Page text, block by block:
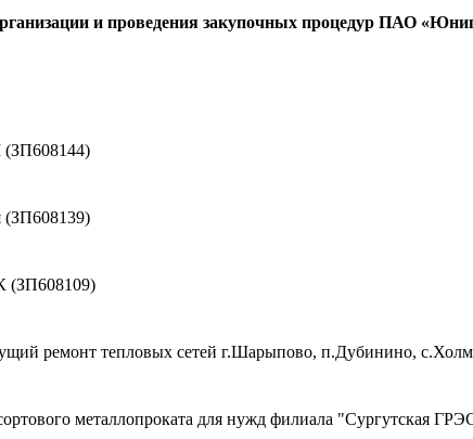
и проведения закупочных процедур ПАО
(ЗП608109)
ремонт тепловых сетей г.Шарыпово, п.Дубинино,
металлопроката для нужд филиала "Сургутская